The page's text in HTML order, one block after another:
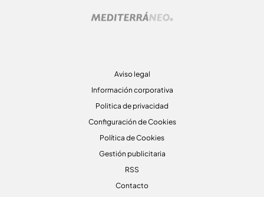
Aviso legal
Información corporativa
Politica de privacidad
Configuración de Cookies
Política de Cookies
Gestión publicitaria
RSS
Contacto